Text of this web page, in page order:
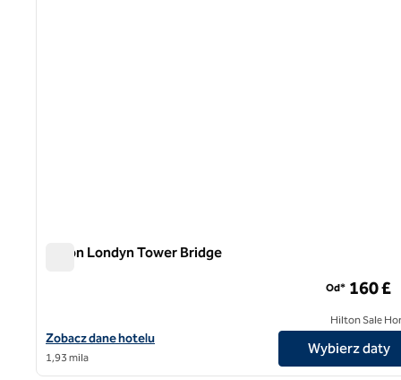
Hilton Londyn Tower Bridge
Zobacz szczegóły hotelu Hilton London Tower Bridge
Zobacz dane hotelu
1,93 mila
Od* 160 £
Hilton Sale
Wybierz daty
1